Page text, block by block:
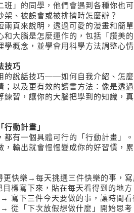
班」的同學，他們會遇到各種你也
架、被誤會或被排擠時怎麼辦？
兩頁來說明，透過可愛的漫畫和簡
和大腦是怎麼運作的，包括「讚美
學概念，並學會用科學方法調整心情
技巧
的說話技巧——如何自我介紹、怎
；以及更有效的讀書方法：像是透
練習，讓你的大腦把學到的知識，
動計畫」
都有一個具體可行的「行動計畫」
，輸出就會慢慢變成你的好習慣，
快樂→每天挑選三件快樂的事，寫
標寫下來，貼在每天看得到的地方
寫下三件今天要做的事，讓時間看
從「下次放假想做什麼」開始思考